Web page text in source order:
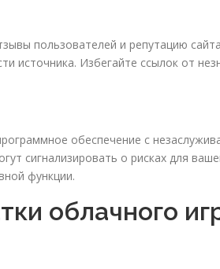
пользователей и репутацию
источника. Избегайте ссылок от
обеспечение с
сигнализировать о рисках для
функции.
облачного